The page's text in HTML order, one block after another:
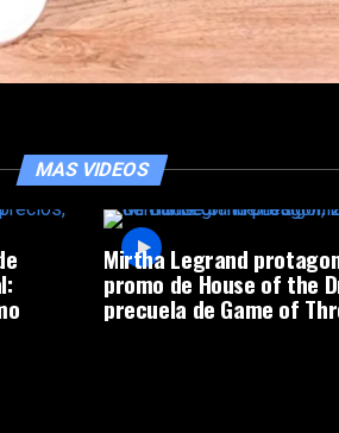
MAS VIDEOS
Mirtha Legrand
promo de House of the
precuela de Game of